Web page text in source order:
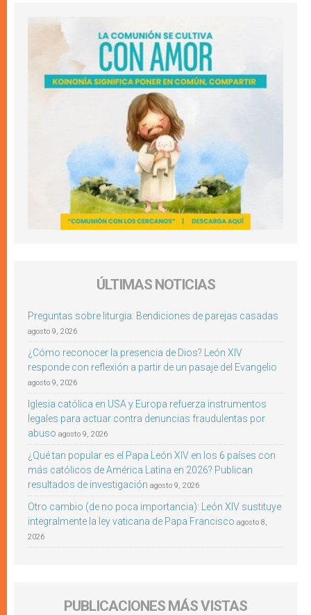
ÚLTIMAS NOTICIAS
Preguntas sobre liturgia: Bendiciones de parejas casadas
agosto 9, 2026
¿Cómo reconocer la presencia de Dios? León XIV
responde con reflexión a partir de un pasaje del Evangelio
agosto 9, 2026
Iglesia católica en USA y Europa refuerza instrumentos
legales para actuar contra denuncias fraudulentas por
abuso agosto 9, 2026
¿Qué tan popular es el Papa León XIV en los 6 países con
más católicos de América Latina en 2026? Publican
resultados de investigación agosto 9, 2026
Otro cambio (de no poca importancia): León XIV sustituye
integralmente la ley vaticana de Papa Francisco agosto 8,
2026
PUBLICACIONES MÁS VISTAS